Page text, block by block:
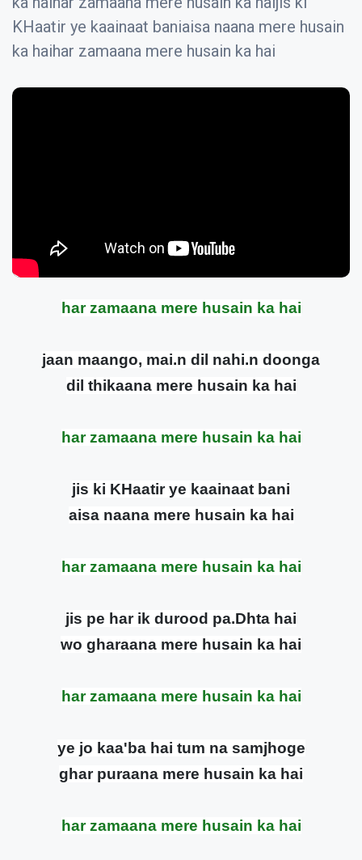
KHaatir ye kaainaat baniaisa naana mere husain
ka haihar zamaana mere husain ka hai
har zamaana mere husain ka hai
jaan maango, mai.n dil nahi.n doonga
dil thikaana mere husain ka hai
har zamaana mere husain ka hai
jis ki KHaatir ye kaainaat bani
aisa naana mere husain ka hai
har zamaana mere husain ka hai
jis pe har ik durood pa.Dhta hai
wo gharaana mere husain ka hai
har zamaana mere husain ka hai
ye jo kaa'ba hai tum na samjhoge
ghar puraana mere husain ka hai
har zamaana mere husain ka hai